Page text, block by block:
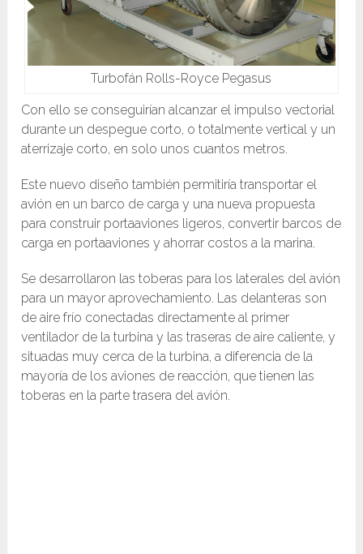
Turbofán Rolls-Royce Pegasus
Con ello se conseguirían alcanzar el impulso vectorial
durante un despegue corto, o totalmente vertical y un
aterrizaje corto, en solo unos cuantos metros.
Este nuevo diseño también permitiría transportar el
avión en un barco de carga y una nueva propuesta
para construir portaaviones ligeros, convertir barcos de
carga en portaaviones y ahorrar costos a la marina.
Se desarrollaron las toberas para los laterales del avión
para un mayor aprovechamiento. Las delanteras son
de aire frío conectadas directamente al primer
ventilador de la turbina y las traseras de aire caliente, y
situadas muy cerca de la turbina, a diferencia de la
mayoría de los aviones de reacción, que tienen las
toberas en la parte trasera del avión.